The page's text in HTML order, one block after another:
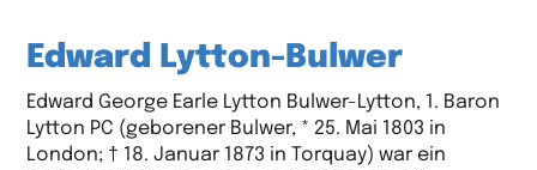
Edward Lytton-Bulwer
Edward George Earle Lytton Bulwer-Lytton, 1. Baron
Lytton PC (geborener Bulwer, * 25. Mai 1803 in
London; † 18. Januar 1873 in Torquay) war ein